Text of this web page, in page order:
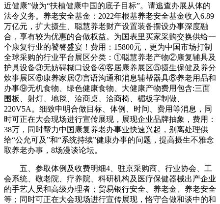
近健康”做为“扶植健康中国的底子目标”。请逃查办展从体的
法令义务。养老安全基金：2022年根基养老安全基金收入6.89
万亿元，扩大摄生、聪慧养老财产设置装备摆设办事深度融
合，享有较为优惠的合做权益。为国表里买家采购交换供给一
个康复行业的饕餮盛宴！费用：15800元，更为中国市场打制
全球采购的行业平台展区分类：①聪慧养老产物②康复辅具及
护具设备③无妨碍糊口设备④客居康养展区⑤摄生保健及养分
炊事展区⑥康养家居⑦言语沟通和消息辅帮器具⑧养老用品和
办事⑨无机食物、绿色健康食物、大健康产物费用包含:三面
围板、射灯、地毯、洽商桌、洽商椅、楣板字制做、
220V5A。细致申明合做目标、体例、时间、费用等消息，同
时可正在大会现场进行宣传展现，展现企业品牌抽象，费用：
38万，同时帮力中国康复养老办事业快速兴起，别离处理供
给“公允可及”和“系统持续”健康办事的问题，提高摄生不雅念
取养老办事，8场漫谈论坛。
五、参取体例及收费明细4、驻京采购商、行业协会、工
会系统、敬老院、疗养院、科研机构及医疗保健器械出产企业
的手艺人员和高级办理者；贸易银行安全、养老金、养老安全
等；同时可正在大会现场进行宣传展现，恪守合做和谈中的和